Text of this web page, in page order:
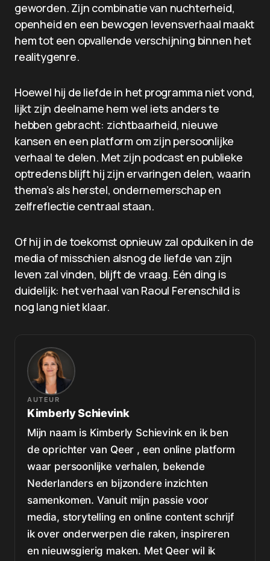
geworden. Zijn combinatie van nuchterheid,
openheid en een bewogen levensverhaal maakt
hem tot een opvallende verschijning binnen het
realitygenre.
Hoewel hij de liefde in het programma niet vond,
lijkt zijn deelname hem wel iets anders te
hebben gebracht: zichtbaarheid, nieuwe
kansen en een platform om zijn persoonlijke
verhaal te delen. Met zijn podcast en publieke
optredens blijft hij zijn ervaringen delen, waarin
thema’s als herstel, ondernemerschap en
zelfreflectie centraal staan.
Of hij in de toekomst opnieuw zal opduiken in de
media of misschien alsnog de liefde van zijn
leven zal vinden, blijft de vraag. Eén ding is
duidelijk: het verhaal van Raoul Ferenschild is
nog lang niet klaar.
AUTEUR
Kimberly Schievink
Mijn naam is Kimberly Schievink en ik ben
de oprichter van Qeer , een online platform
waar persoonlijke verhalen, bekende
Nederlanders en bijzondere inzichten
samenkomen. Vanuit mijn passie voor
media, storytelling en online content schrijf
ik over onderwerpen die raken, inspireren
en nieuwsgierig maken. Met Qeer wil ik